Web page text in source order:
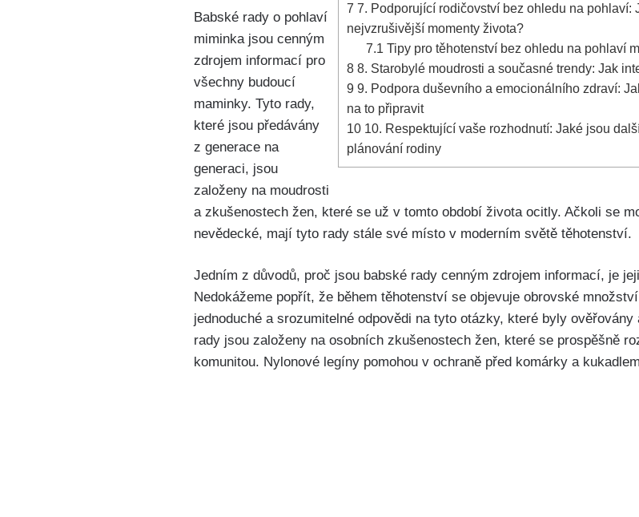
7 7. Podporující rodičovství bez ⁢ohledu na⁢
nejvzrušivější momenty⁣ života?
7.1 Tipy pro těhotenství bez ohledu na pohlaví
8 8. Starobylé ⁣moudrosti a současné trendy:⁣ Jak
9 9. Podpora duševního​ a emocionálního zdraví:
na‍ to připravit
10 10. Respektující vaše⁤ rozhodnutí: Jaké jsou
plánování rodiny
Babské rady o⁣ pohlaví
miminka jsou cenným
zdrojem ⁣informací pro
všechny budoucí
maminky. Tyto⁣ rady,
které jsou předávány
z generace na
generaci, jsou
založeny⁣ na moudrosti
a zkušenostech žen, které se​ už v tomto období života ocitly. Ačkoli se
nevědecké, mají tyto rady stále své ‌místo v​ moderním světě těhotenství.
Jedním⁣ z důvodů, proč‌ jsou babské rady cenným zdrojem informací, je
Nedokážeme⁣ popřít, že během těhotenství se objevuje obrovské
jednoduché a srozumitelné odpovědi na ‍tyto otázky, které byly
rady ⁣jsou ⁣založeny na osobních zkušenostech žen, které se prospěšně
komunitou. Nylonové⁢ legíny pomohou v ochraně před komárky a